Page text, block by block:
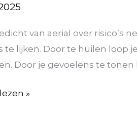
van aerial over risico’s
te lijken. Door te huilen loop
Door je gevoelens te tonen
»